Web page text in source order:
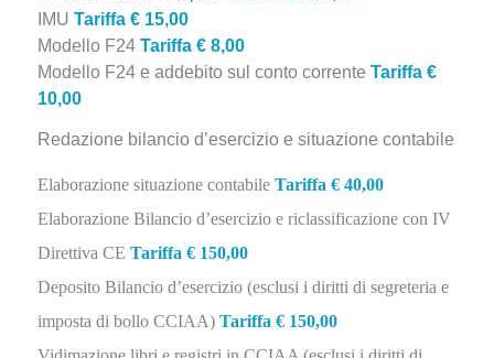
IMU Tariffa € 15,00
Modello F24 Tariffa € 8,00
Modello F24 e addebito sul conto corrente Tariffa €
10,00
Redazione bilancio d’esercizio e situazione contabile
Elaborazione situazione contabile Tariffa € 40,00
Elaborazione Bilancio d’esercizio e riclassificazione con IV
Direttiva CE Tariffa € 150,00
Deposito Bilancio d’esercizio (esclusi i diritti di segreteria e
imposta di bollo CCIAA) Tariffa € 150,00